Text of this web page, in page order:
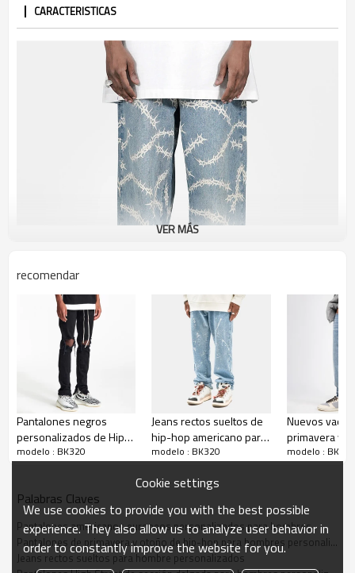
CARACTERISTICAS
Pantalón vaquero suelto para hombre
*100% algodón
Acepte un logotipo personalizado flexible, envíenos su
logotipo para obtener una cotización rápida.
Los pantalones de mezclilla son populares todo el tiempo.
VER MÁS
recomendar
Pantalones negros
personalizados de Hip-
Hop Tide Brand Beggar
personalidad de pies
pequeños | Vaqueros
Wild American High
Street Hole
modelo : BK320
Jeans rectos sueltos de
hip-hop americano para
hombres
Pantalón High Street de
Pantalones casuales con
salpicaduras de tinta
modelo : BK320
Nuevos
primavera y
hombre
Pantalones
American
modelo : BK320
Palabras Claves
Pantalones americanos europeos personalizados para hombres
Pantalones de primavera y otoño de hip-hop para hombres personalizados
Jeans rectos sueltos para hombre personalizados
Cookie settings
We use cookies to provide you with the best possible
experience. They also allow us to analyze user behavior in
order to constantly improve the website for you.